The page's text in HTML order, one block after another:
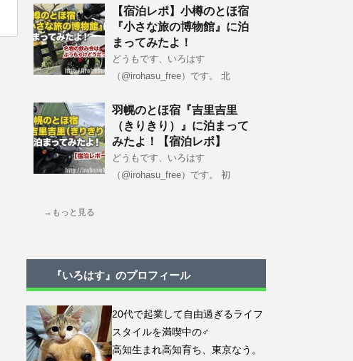
【宿泊レポ】小樽のとほ宿
『小さな旅の博物館』に泊
まってみたよ！
どうもです、いろはす
（@irohasu_free）です。 北
羽幌のとほ宿『吉里吉里
（きりきり）』に泊まって
みたよ！【宿泊レポ】
どうもです、いろはす
（@irohasu_free）です。 初
→もっと見る
『いろはす』のプロフィール
20代で起業して自由過ぎるライフ
スタイルを満喫中の♂
高知生まれ高知育ち、東京なう。